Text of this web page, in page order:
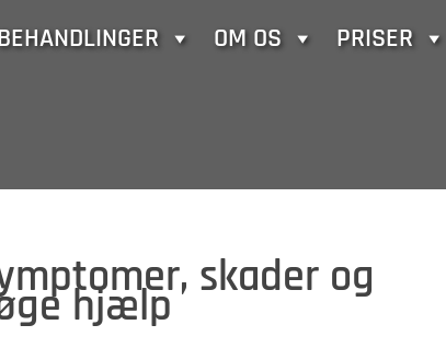
OM OS PRISER
skader og
hjælp